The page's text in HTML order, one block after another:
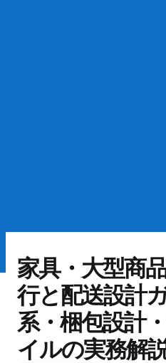
家具・大型商
行と配送設計
系・梱包設計
イルの実務解